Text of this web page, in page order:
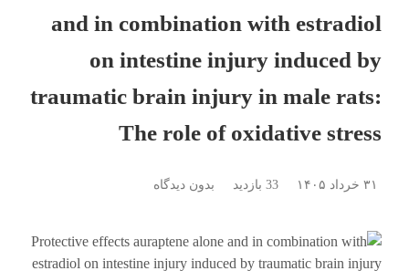
and in combination with estradiol
on intestine injury induced by
traumatic brain injury in male rats:
The role of oxidative stress
۳۱ خرداد ۱۴۰۵ 33 بازدید بدون دیدگاه